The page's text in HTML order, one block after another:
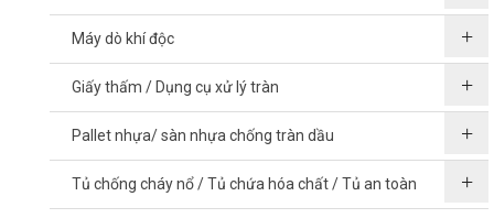
Máy dò khí độc
Giấy thấm / Dụng cụ xử lý tràn
Pallet nhựa/ sàn nhựa chống tràn dầu
Tủ chống cháy nổ / Tủ chứa hóa chất / Tủ an toàn